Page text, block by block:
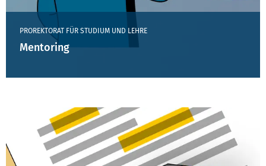
PROREKTORAT FÜR STUDIUM UND LEHRE
Mentoring